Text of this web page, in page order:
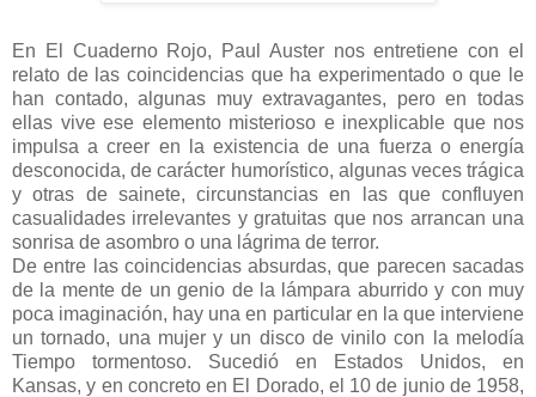
En El Cuaderno Rojo, Paul Austernos entretiene con el
relato de las coincidencias que ha experimentado o que le
han contado, algunas muyextravagantes, pero en todas
ellas vive ese elemento misterioso e inexplicable que nos
impulsa a creer en la existencia de una fuerza o energía
desconocida, de carácter humorístico, algunas veces trágica
y otras de sainete, circunstancias en las que confluyen
casualidades irrelevantes ygratuitas que nos arrancan una
sonrisa de asombro o una lágrima de terror.
De entre las coincidencias absurdas, que parecen sacadas
de la mente de un genio de la lámpara aburrido y con muy
poca imaginación, hay una en particular en la que interviene
un tornado, una mujer y un disco devinilo con la melodía
Tiempo tormentoso. Sucedió en Estados Unidos, en
Kansas, y en concreto en El Dorado, el 10 de junio de 1958,